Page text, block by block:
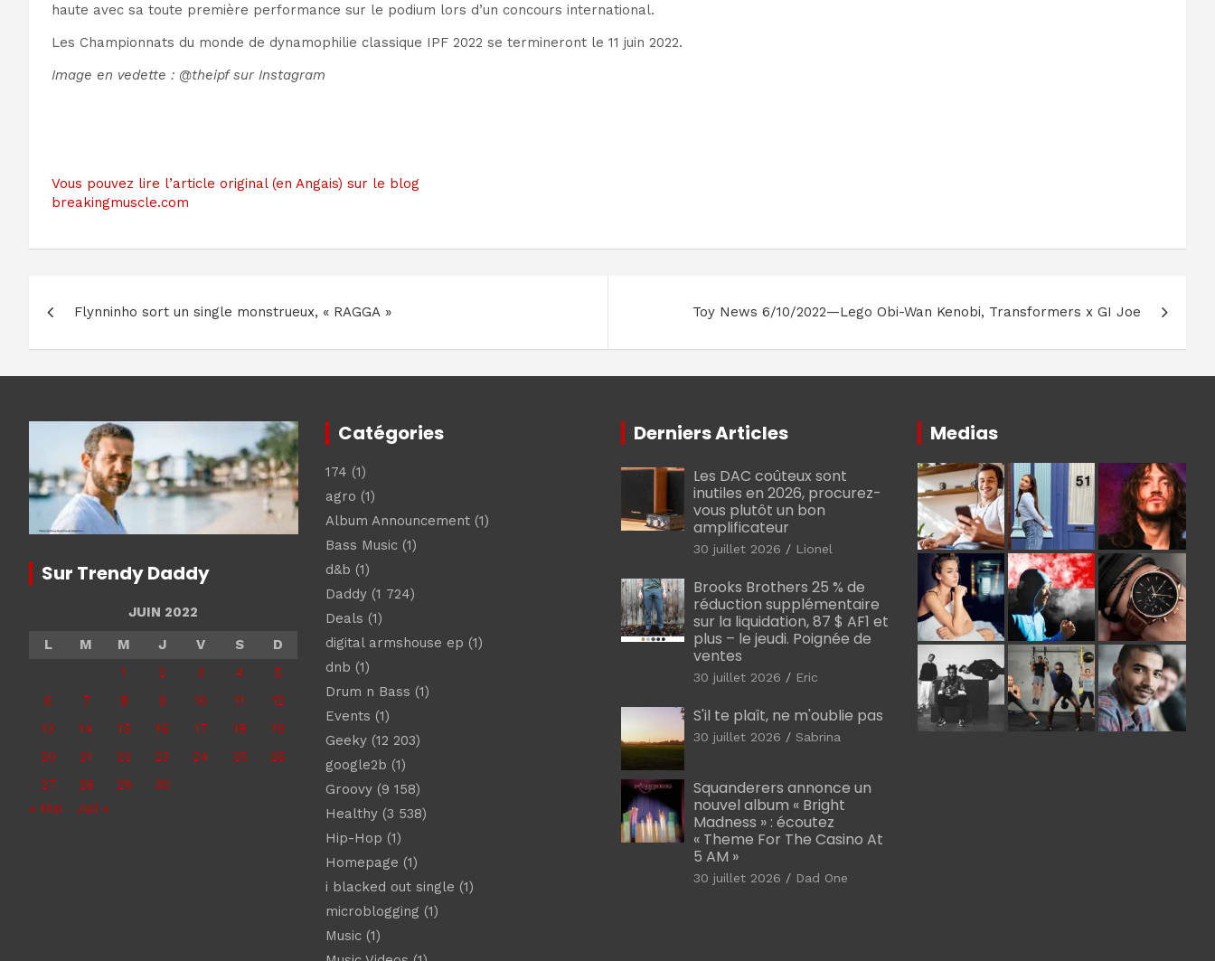
haute avec sa toute première performance sur le podium lors d’un concours international.
Les Championnats du monde de dynamophilie classique IPF 2022 se termineront le 11 juin 2022.
Image en vedette : @theipf sur Instagram
Vous pouvez lire l’article original (en Angais) sur le blog
breakingmuscle.com
de
l’article
Flynninho sort un single monstrueux, « RAGGA » Toy News 6/10/2022—Lego Obi-Wan Kenobi, Transformers x GI Joe
Sur Trendy Daddy
JUIN 2022
L
M M J V S
D
1
2 3 4
5
6
7 8 9 10 11
12
13
14 15 16 17 18
19
20
21 22 23 24 25
26
27
28 29
30
« Mai
Juil »
Catégories
174 (1)
agro (1)
Album Announcement(1)
Bass Music(1)
d&b (1)
Daddy(1 724)
Deals (1)
digital armshouse ep (1)
dnb (1)
Drum n Bass (1)
Events (1)
Geeky(12 203)
google2b (1)
Groovy(9 158)
Healthy(3 538)
Hip-Hop (1)
Homepage (1)
i blacked out single (1)
microblogging (1)
Music(1)
Derniers Articles
Les DAC coûteux sont
inutiles en 2026, procurez-
vous plutôt un bon
amplificateur
30 juillet 2026 Lionel
Brooks Brothers 25 % de
réduction supplémentaire
sur la liquidation, 87 $ AF1 et
plus – le jeudi. Poignée de
ventes
30 juillet 2026 Eric
S'il te plaît, ne m'oublie pas
30 juillet 2026 Sabrina
Squanderers annonce un
nouvel album « Bright
Madness » : écoutez
« Theme For The Casino At
5 AM »
30 juillet 2026 Dad One
Medias